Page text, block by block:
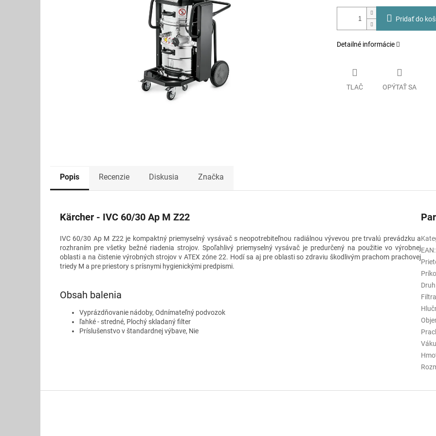
Pridať do
Detailné informácie
TLAČ OPÝTAŤ SA
Popis Recenzie Diskusia Značka
Kärcher - IVC 60/30 Ap M Z22
IVC 60/30 Ap M Z22 je kompaktný priemyselný vysávač s neopotrebiteľnou radiálnou vývevou pre trvalú prevádzku a
rozhraním pre všetky bežné riadenia strojov. Spoľahlivý priemyselný vysávač je predurčený na použitie vo výrobnej
oblasti a na čistenie výrobných strojov v ATEX zóne 22. Hodí sa aj pre oblasti so zdraviu škodlivým prachom prachovej
triedy M a pre priestory s prísnymi hygienickými predpismi.
Obsah balenia
Vyprázdňovanie nádoby, Odnímateľný podvozok
ľahké - stredné, Plochý skladaný filter
Príslušenstvo v štandardnej výbave, Nie
EAN: